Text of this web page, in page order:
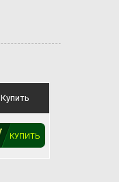
Купить
КУПИТЬ